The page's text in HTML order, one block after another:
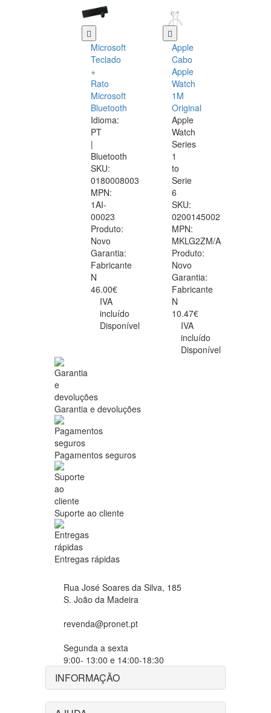
Microsoft
Teclado
+
Rato
Microsoft
Bluetooth
Idioma:
PT
|
Bluetooth
SKU:
0180008003
MPN:
1AI-
00023
Produto:
Novo
Garantia:
Fabricante
N
46.00€
IVA
incluído
Disponível
Apple
Cabo
Apple
Watch
1M
Original
Apple
Watch
Series
1
to
Serie
6
SKU:
0200145002
MPN:
MKLG2ZM/A
Produto:
Novo
Garantia:
Fabricante
N
10.47€
IVA
incluído
Disponível
Garantia e devoluções
Pagamentos seguros
Suporte ao cliente
Entregas rápidas
Rua José Soares da Silva, 185
S. João da Madeira
revenda@pronet.pt
Segunda a sexta
9:00- 13:00 e 14:00-18:30
INFORMAÇÃO